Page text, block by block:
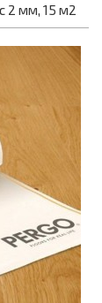
2 мм, 15 м2